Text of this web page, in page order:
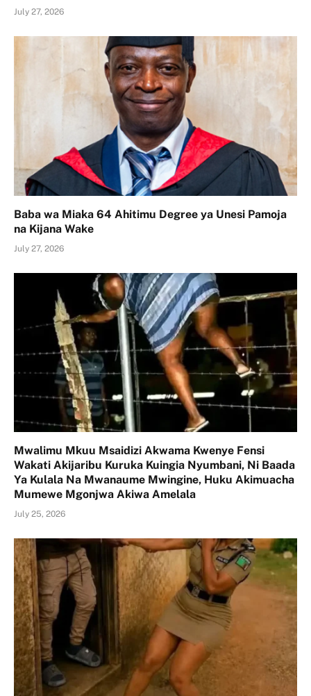
July 27, 2026
Baba wa Miaka 64 Ahitimu Degree ya Unesi Pamoja
na Kijana Wake
July 27, 2026
Mwalimu Mkuu Msaidizi Akwama Kwenye Fensi
Wakati Akijaribu Kuruka Kuingia Nyumbani, Ni Baada
Ya Kulala Na Mwanaume Mwingine, Huku Akimuacha
Mumewe Mgonjwa Akiwa Amelala
July 25, 2026